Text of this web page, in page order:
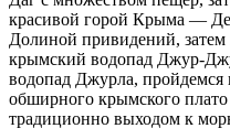
красивой горой Крыма —
Долиной привидений,
крымский водопад Джур-
водопад Джурла,
обширного крымского
традиционно выходом к